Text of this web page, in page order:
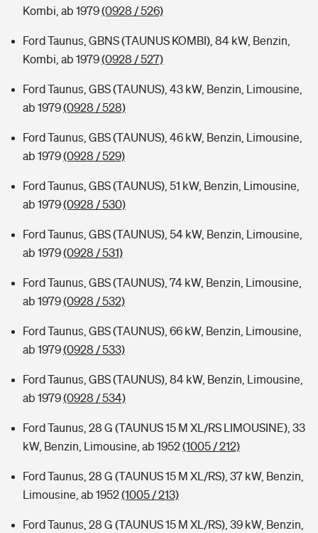
Kombi, ab 1979(0928 / 526)
Ford Taunus, GBNS (TAUNUS KOMBI), 84 kW, Benzin,
Kombi, ab 1979(0928 / 527)
Ford Taunus, GBS (TAUNUS), 43 kW, Benzin, Limousine,
ab 1979(0928 / 528)
Ford Taunus, GBS (TAUNUS), 46 kW, Benzin, Limousine,
ab 1979(0928 / 529)
Ford Taunus, GBS (TAUNUS), 51 kW, Benzin, Limousine,
ab 1979(0928 / 530)
Ford Taunus, GBS (TAUNUS), 54 kW, Benzin, Limousine,
ab 1979(0928 / 531)
Ford Taunus, GBS (TAUNUS), 74 kW, Benzin, Limousine,
ab 1979(0928 / 532)
Ford Taunus, GBS (TAUNUS), 66 kW, Benzin, Limousine,
ab 1979(0928 / 533)
Ford Taunus, GBS (TAUNUS), 84 kW, Benzin, Limousine,
ab 1979(0928 / 534)
Ford Taunus, 28 G (TAUNUS 15 M XL/RS LIMOUSINE), 33
kW, Benzin, Limousine, ab 1952(1005 / 212)
Ford Taunus, 28 G (TAUNUS 15 M XL/RS), 37 kW, Benzin,
Limousine, ab 1952(1005 / 213)
Ford Taunus, 28 G (TAUNUS 15 M XL/RS), 39 kW, Benzin,